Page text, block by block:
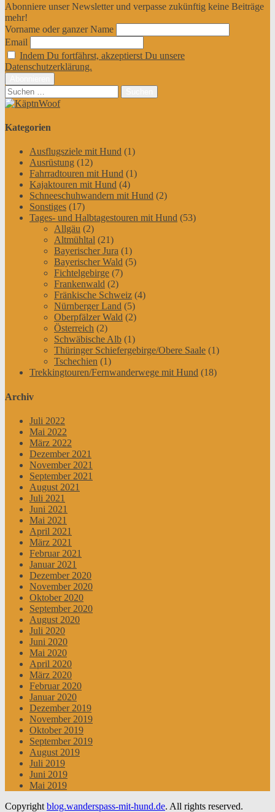
Abonniere unser Newsletter und verpasse zukünftig keine Beiträge
mehr!
Vorname oder ganzer Name
Email
Indem Du fortfährst, akzeptierst Du unsere
Datenschutzerklärung.
Suchen
nach:
Kategorien
Ausflugsziele mit Hund (1)
Ausrüstung (12)
Fahrradtouren mit Hund (1)
Kajaktouren mit Hund (4)
Schneeschuhwandern mit Hund (2)
Sonstiges (17)
Tages- und Halbtagestouren mit Hund (53)
Allgäu (2)
Altmühltal (21)
Bayerischer Jura (1)
Bayerischer Wald (5)
Fichtelgebirge (7)
Frankenwald (2)
Fränkische Schweiz (4)
Nürnberger Land (5)
Oberpfälzer Wald (2)
Österreich (2)
Schwäbische Alb (1)
Thüringer Schiefergebirge/Obere Saale (1)
Tschechien (1)
Trekkingtouren/Fernwanderwege mit Hund (18)
Archiv
Juli 2022
Mai 2022
März 2022
Dezember 2021
November 2021
September 2021
August 2021
Juli 2021
Juni 2021
Mai 2021
April 2021
März 2021
Februar 2021
Januar 2021
Dezember 2020
November 2020
Oktober 2020
September 2020
August 2020
Juli 2020
Juni 2020
Mai 2020
April 2020
März 2020
Februar 2020
Januar 2020
Dezember 2019
November 2019
Oktober 2019
September 2019
August 2019
Juli 2019
Juni 2019
Mai 2019
Copyright blog.wanderspass-mit-hund.de. All rights reserved.